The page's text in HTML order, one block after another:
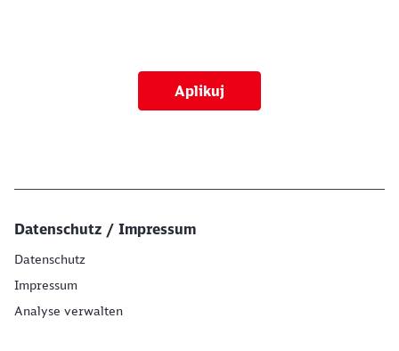
Aplikuj
Datenschutz / Impressum
Datenschutz
Impressum
Analyse verwalten